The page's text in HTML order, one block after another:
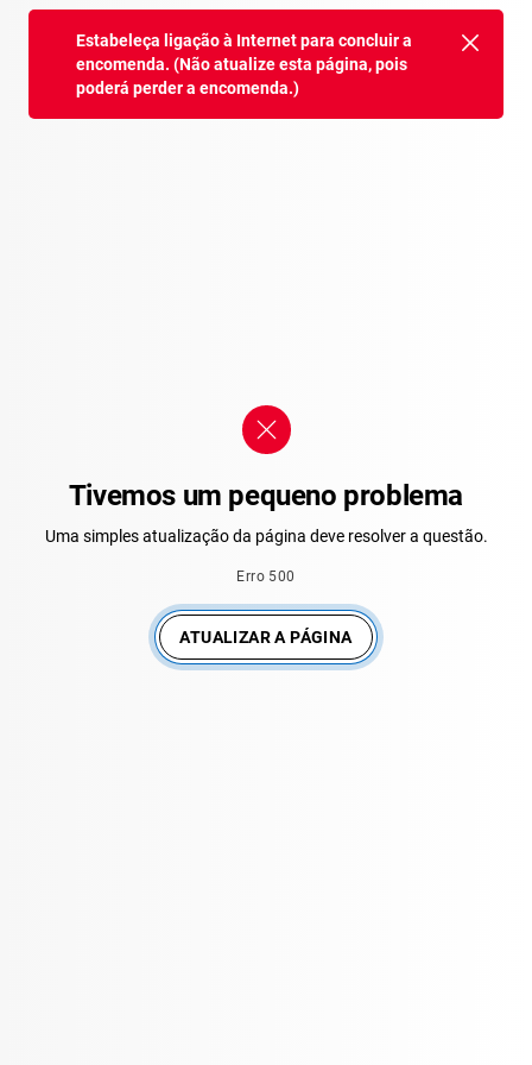
Estabeleça ligação à Internet para concluir a
encomenda. (Não atualize esta página, pois
poderá perder a encomenda.)
Tivemos um pequeno problema
Uma simples atualização da página deve resolver a questão.
Erro 500
ATUALIZAR A PÁGINA